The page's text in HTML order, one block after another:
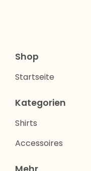
Shop
Startseite
Kategorien
Shirts
Accessoires